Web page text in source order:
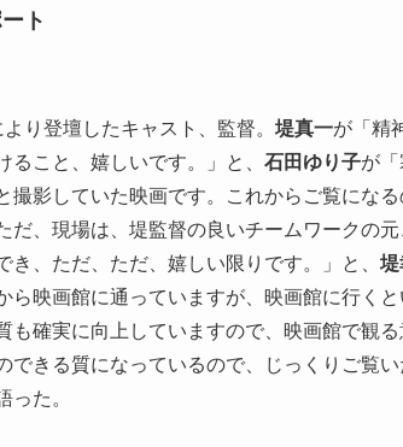
ト
り登壇したキャスト、監督。 堤真一が「精
ること、嬉しいです。」と、 石田ゆり子が
撮影していた映画です。これからご覧にな
だ、現場は、堤監督の良いチームワークの元
き、ただ、ただ、嬉しい限りです。」と、
ら映画館に通っていますが、映画館に行く
も確実に向上していますので、映画館で観
できる質になっているので、じっくりご覧
た。